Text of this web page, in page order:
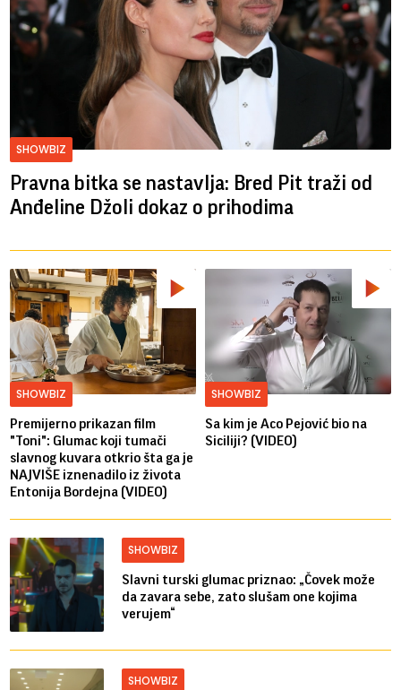
SHOWBIZ
Pravna bitka se nastavlja: Bred ​​Pit traži od
Anđeline Džoli dokaz o prihodima
SHOWBIZ
Premijerno prikazan film
"Toni": Glumac koji tumači
slavnog kuvara otkrio šta ga je
NAJVIŠE iznenadilo iz života
Entonija Bordejna (VIDEO)
SHOWBIZ
Sa kim je Aco Pejović bio na
Siciliji? (VIDEO)
SHOWBIZ
Slavni turski glumac priznao: „Čovek može
da zavara sebe, zato slušam one kojima
verujem“
SHOWBIZ